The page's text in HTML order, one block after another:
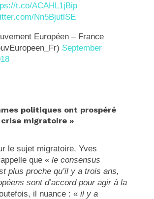
t.co/ACAHL1jBip
Nn5BjutlSE
Européen – France
September
politiques ont prospéré
migratoire »
le sujet migratoire, Yves
que «le consensus
plus proche qu’il y a trois ans,
sont d’accord pour agir à la
il nuance : «il y a